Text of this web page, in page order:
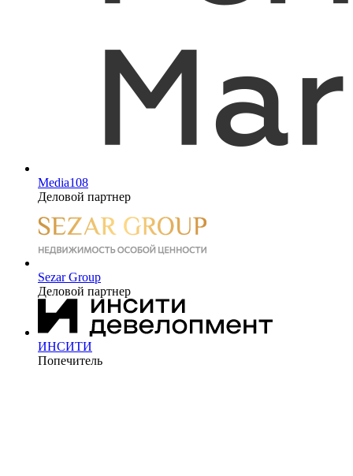
Media108
Деловой партнер
Sezar Group
Деловой партнер
ИНСИТИ
Попечитель